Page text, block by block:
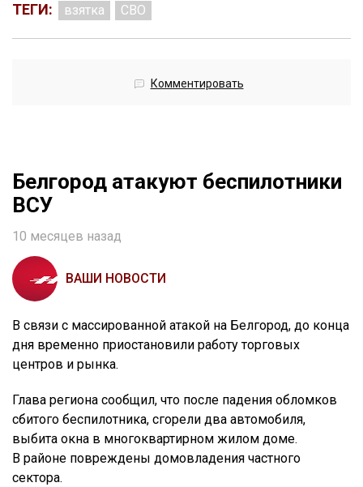
ТЕГИ: взятка СВО
Комментировать
Белгород атакуют беспилотники
ВСУ
10 месяцев назад
ВАШИ НОВОСТИ
В связи с массированной атакой на Белгород, до конца
дня временно приостановили работу торговых
центров и рынка.
Глава региона сообщил, что после падения обломков
сбитого беспилотника, сгорели два автомобиля,
выбита окна в многоквартирном жилом доме.
В районе повреждены домовладения частного
сектора.